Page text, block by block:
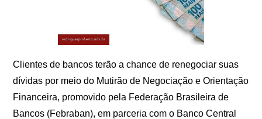
Clientes de bancos terão a chance de renegociar suas
dívidas por meio do Mutirão de Negociação e Orientação
Financeira, promovido pela Federação Brasileira de
Bancos (Febraban), em parceria com o Banco Central